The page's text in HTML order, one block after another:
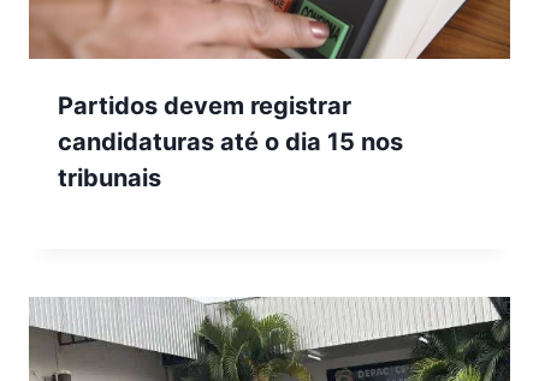
Partidos devem registrar
candidaturas até o dia 15 nos
tribunais